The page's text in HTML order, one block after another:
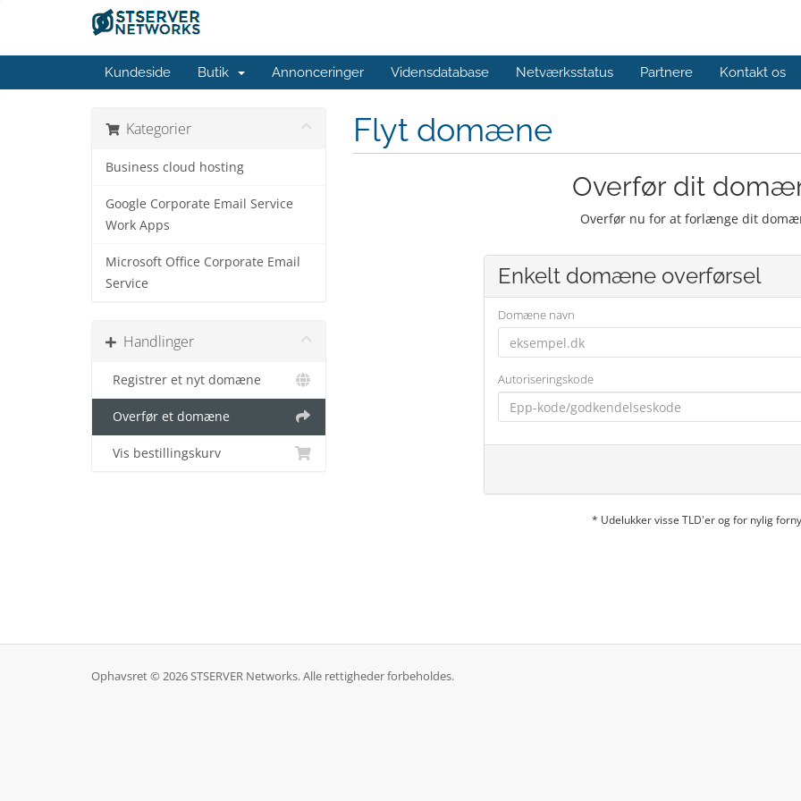
Kundeside Butik Annonceringer Vidensdatabase Netværksstatus Partnere Kontakt os
Kategorier
Business cloud hosting
Google Corporate Email Service
Work Apps
Microsoft Office Corporate Email
Service
Handlinger
Registrer et nyt domæne
Overfør et domæne
Vis bestillingskurv
Flyt domæne
Overfør dit
Overfør nu for at forlænge dit
Enkelt domæne overførsel
Domæne navn
Autoriseringskode
* Udelukker visse TLD'er og for nylig
Ophavsret © 2026 STSERVER Networks. Alle rettigheder forbeholdes.